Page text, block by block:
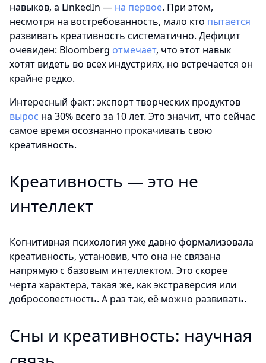
навыков, а LinkedIn — на первое. При этом,
несмотря на востребованность, мало кто пытается
развивать креативность систематично. Дефицит
очевиден: Bloomberg отмечает, что этот навык
хотят видеть во всех индустриях, но встречается он
крайне редко.
Интересный факт: экспорт творческих продуктов
вырос на 30% всего за 10 лет. Это значит, что сейчас
самое время осознанно прокачивать свою
креативность.
Креативность — это не
интеллект
Когнитивная психология уже давно формализовала
креативность, установив, что она не связана
напрямую с базовым интеллектом. Это скорее
черта характера, такая же, как экстраверсия или
добросовестность. А раз так, её можно развивать.
Сны и креативность: научная